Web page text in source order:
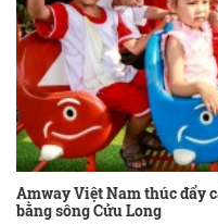
Amway Việt Nam thúc đẩy
bằng sông Cửu Long